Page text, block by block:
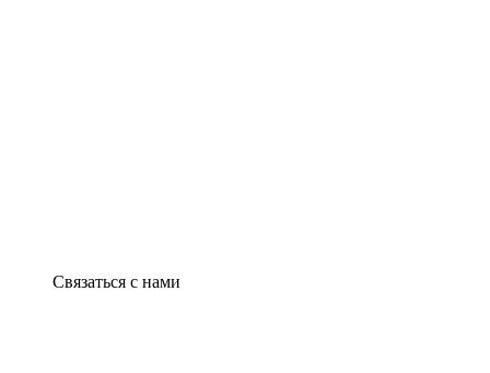
Связаться с нами